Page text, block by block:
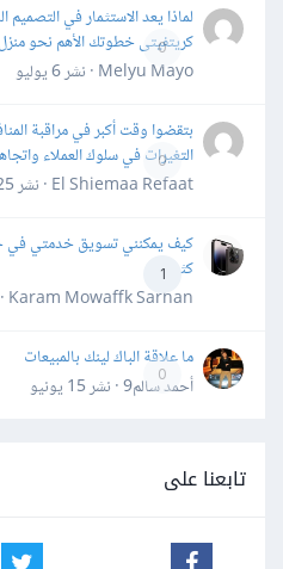
0
لماذا يعد الاستثمار في
كريتفيتى خطوتك الأهم نحو
Melyu Mayo · نشر
6 يوليو
0
بتقضوا وقت أكبر في مراقبة
التغيرات في سلوك العملاء
El Shiemaa Refaat · نشر
25
1
كيف يمكنني تسويق خدمتي في
كثيرة
Karam Mowaffk Sarhan · نشر
0
ما علاقة الباك لينك بالمبيعات
أحمد سالم9 · نشر
15 يونيو
تابعنا على